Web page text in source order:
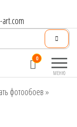
art.com
МЕНЮ
0
фотообоев »